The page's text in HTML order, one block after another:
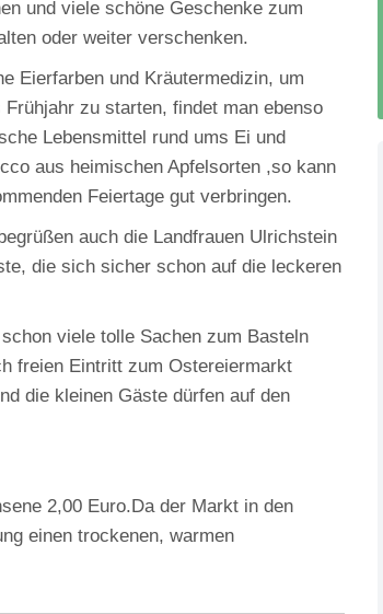
und viele schöne Geschenke zum
oder weiter verschenken.
Eierfarben und Kräutermedizin, um
Frühjahr zu starten, findet man ebenso
Lebensmittel rund ums Ei und
aus heimischen Apfelsorten ,so kann
Feiertage gut verbringen.
auch die Landfrauen Ulrichstein
die sich sicher schon auf die leckeren
viele tolle Sachen zum Basteln
freien Eintritt zum Ostereiermarkt
die kleinen Gäste dürfen auf den
2,00 Euro.Da der Markt in den
einen trockenen, warmen